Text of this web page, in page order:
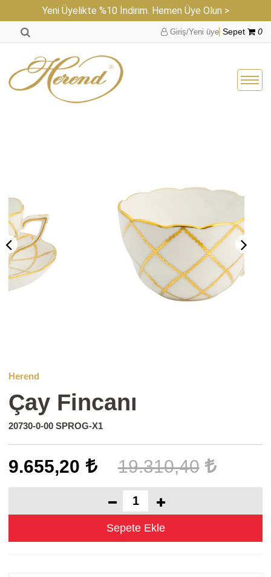
Yeni Üyelikte %10 İndirim. Hemen Üye Olun >
Giriş/Yeni üye Sepet 0
Herend
Çay Fincanı
20730-0-00 SPROG-X1
9.655,20 19.310,40